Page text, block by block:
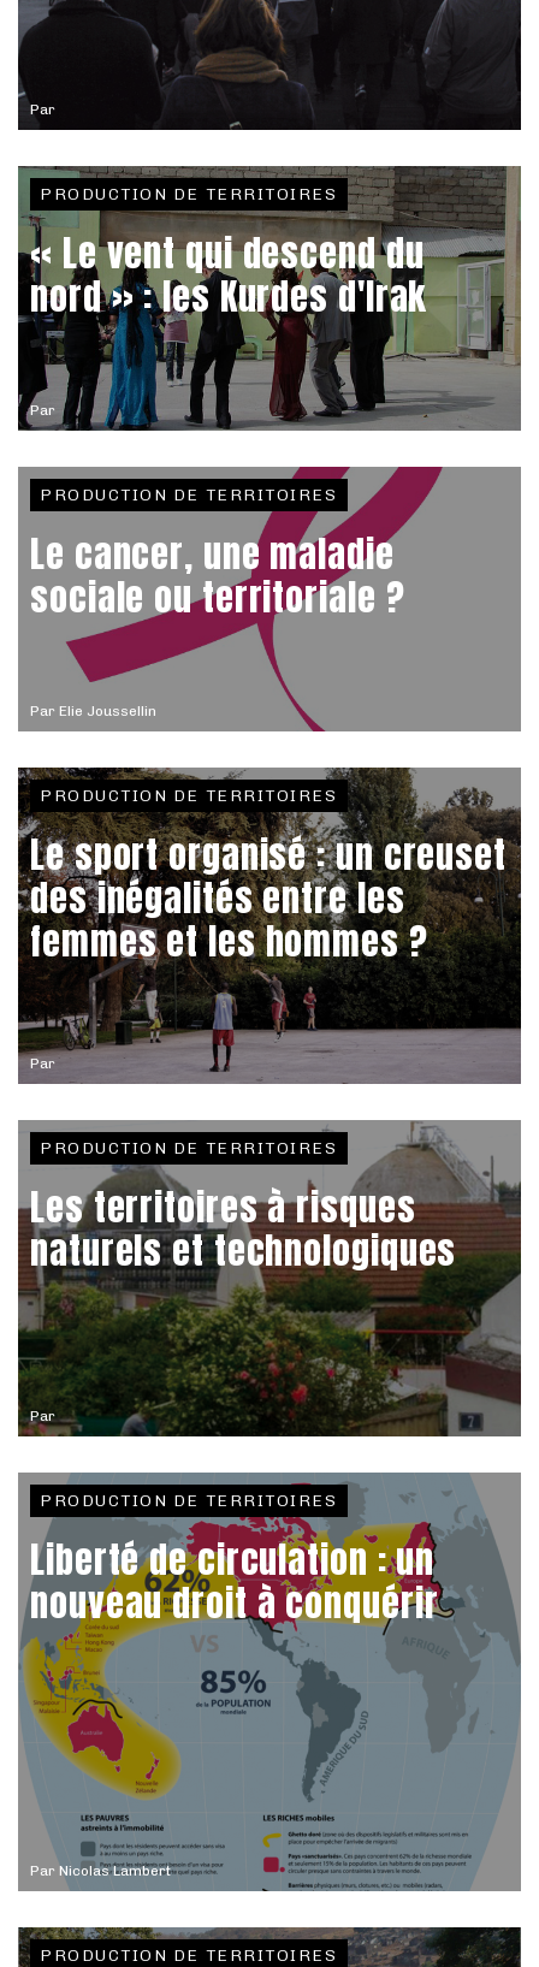
Par
Par
PRODUCTION DE TERRITOIRES
« Le vent qui descend du
nord » : les Kurdes d'Irak
Par Elie Joussellin
PRODUCTION DE TERRITOIRES
Le cancer, une maladie
sociale ou territoriale ?
Par
PRODUCTION DE TERRITOIRES
Le sport organisé : un creuset
des inégalités entre les
femmes et les hommes ?
Par
PRODUCTION DE TERRITOIRES
Les territoires à risques
naturels et technologiques
Par Nicolas Lambert
PRODUCTION DE TERRITOIRES
Liberté de circulation : un
nouveau droit à conquérir
PRODUCTION DE TERRITOIRES